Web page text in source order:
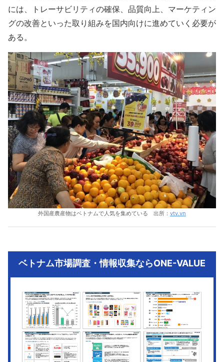
には、トレーサビリティの確保、品質向上、マーケティン
グの改善といった取り組みを国内向けに進めていく必要が
ある。
外国産農産物はベトナムで人気を集めている 出所： vtv.vn
ベトナム市場調査・情報収集ならONE-VALUE